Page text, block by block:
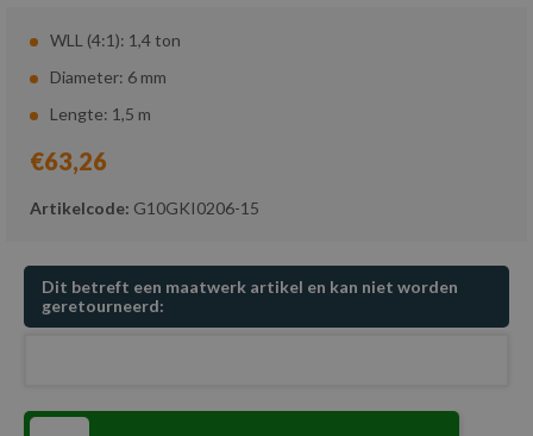
WLL (4:1): 1,4 ton
Diameter: 6 mm
Lengte: 1,5 m
€63,26
Artikelcode: G10GKI0206-15
Dit betreft een maatwerk artikel en kan niet worden
geretourneerd: